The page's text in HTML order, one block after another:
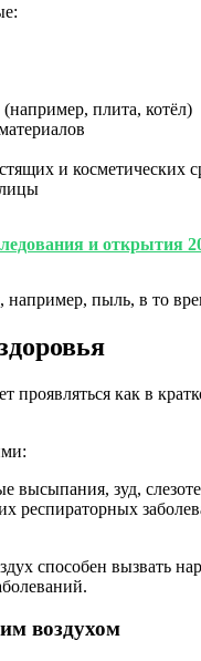
плита, котёл)
и косметических
и открытия
пыль, в то
проявляться как в
высыпания, зуд,
респираторных
способен
воздухом